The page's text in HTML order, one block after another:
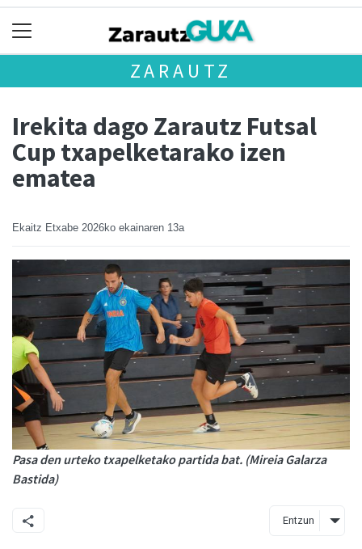
ZARAUTZ
Irekita dago Zarautz Futsal
Cup txapelketarako izen
ematea
Ekaitz Etxabe 2026ko ekainaren 13a
Pasa den urteko txapelketako partida bat. (Mireia Galarza
Bastida)
Entzun